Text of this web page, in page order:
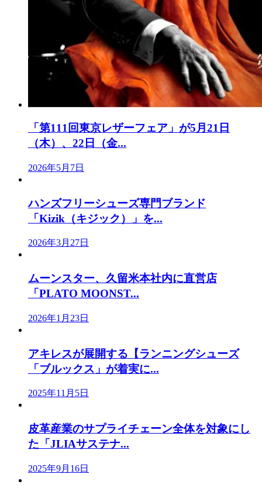
「第111回東京レザーフェア」が5月21日
（木）、22日（金...
2026年5月7日
ハンズフリーシューズ専門ブランド
「Kizik（キジック）」を...
2026年3月27日
ムーンスター、久留米本社内に直営店
「PLATO MOONST...
2026年1月23日
アキレスが展開する【ランニングシューズ
「ブルックス」が着実に...
2025年11月5日
皮革産業のサプライチェーン全体を対象にし
た「JLIAサステナ...
2025年9月16日